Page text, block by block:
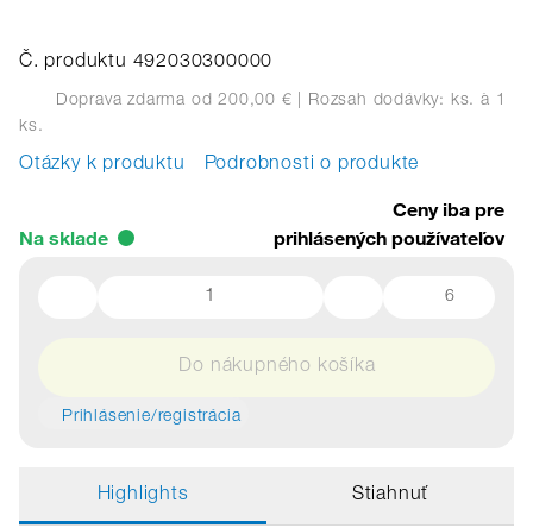
Č. produktu 492030300000
Doprava zdarma od 200,00 € | Rozsah dodávky: ks. à 1
ks.
Otázky k produktu Podrobnosti o produkte
Na sklade
Ceny iba pre
prihlásených používateľov
6
Do nákupného košíka
Prihlásenie/registrácia
Highlights Stiahnuť